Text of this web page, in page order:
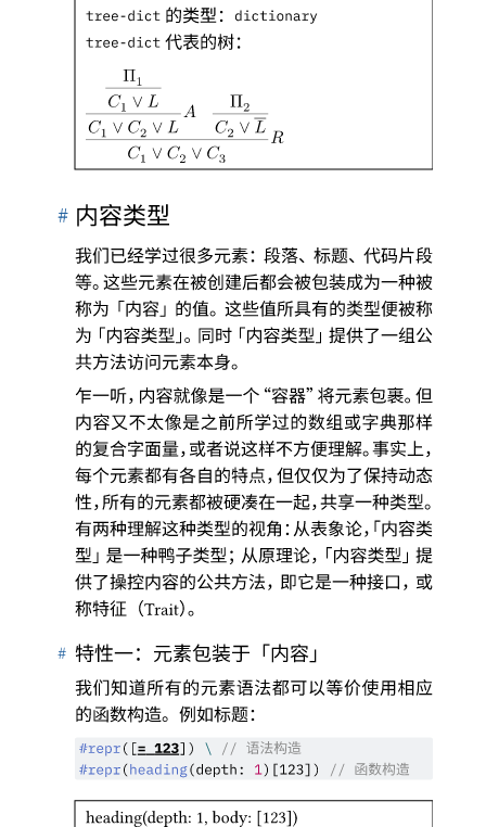
tree-dict 的类型：
dictionary
tree-dict 代表的树：
Π1
𝐶1 ∨ 𝐿 𝐴
𝐶1 ∨ 𝐶2 ∨ 𝐿
Π2
𝐶2 ∨ 𝐿 𝑅
𝐶1 ∨ 𝐶2 ∨ 𝐶3
# 内容类型
我们已经学过很多元素： 段落、 标题、 代码片段
等。 这些元素在被创建后都会被包装成为一种被
称为 「 内容」 的值。 这些值所具有的类型便被称
为 「 内容类型」。 同时 「 内容类型」 提供了一组公
共方法访问元素本身。
乍一听， 内容就像是一个 “容器” 将元素包裹。 但
内容又不太像是之前所学过的数组或字典那样
的复合字面量， 或者说这样不方便理解。事实上，
每个元素都有各自的特点， 但仅仅为了保持动态
性，所有的元素都被硬凑在一起，共享一种类型。
有两种理解这种类型的视角 ：从表象论，「 内容类
型 」 是一种鸭子类型； 从原理论，「 内容类型 」 提
供了操控内容的公共方法， 即它是一种接口 ， 或
称特征 （Trait）。
# 特性一： 元素包装于 「 内容」
我们知道所有的元素语法都可以等价使用相应
的函数构造。 例如标题：
#repr ([= 123 ]) \ // 语法构造
#repr ( heading(depth : 1) [123] ) // 函数构造
heading(depth: 1, body: [123])